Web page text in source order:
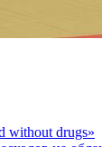
without drugs»